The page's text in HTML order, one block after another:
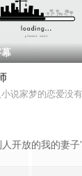
说家梦的恋爱没
人开放的我的妻子